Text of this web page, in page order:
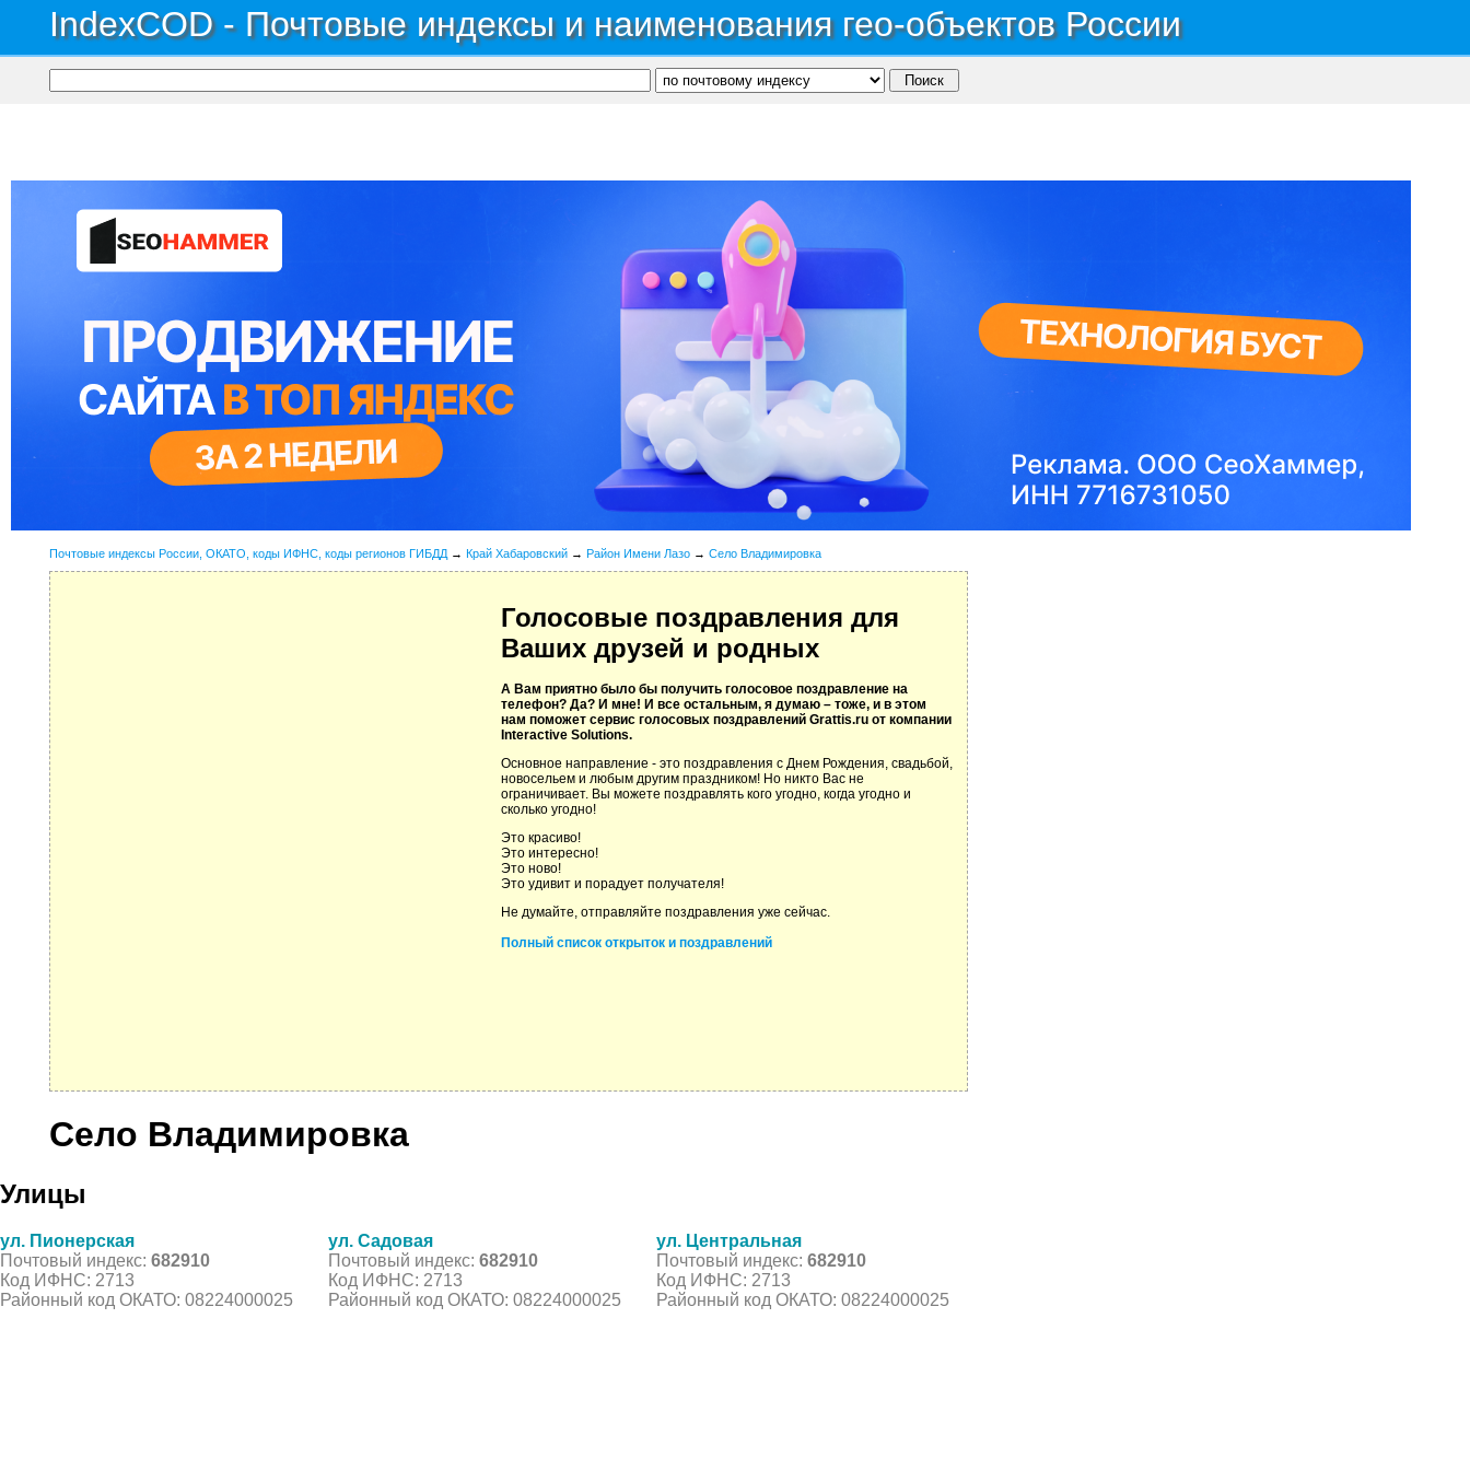
IndexCOD - Почтовые индексы и наименования гео-объектов России
Почтовые индексы России, ОКАТО, коды ИФНС, коды регионов ГИБДД → Край Хабаровский → Район Имени Лазо → Село Владимировка
Голосовые поздравления для
Ваших друзей и родных
А Вам приятно было бы получить голосовое поздравление на
телефон? Да? И мне! И все остальным, я думаю – тоже, и в этом
нам поможет сервис голосовых поздравлений Grattis.ru от компании
Interactive Solutions.
Основное направление - это поздравления с Днем Рождения, свадьбой,
новосельем и любым другим праздником! Но никто Вас не
ограничивает. Вы можете поздравлять кого угодно, когда угодно и
сколько угодно!
Это красиво!
Это интересно!
Это ново!
Это удивит и порадует получателя!
Не думайте, отправляйте поздравления уже сейчас.
Полный список открыток и поздравлений
Село Владимировка
Улицы
ул. Пионерская
Почтовый индекс: 682910
Код ИФНС: 2713
Районный код ОКАТО: 08224000025
ул. Садовая
Почтовый индекс: 682910
Код ИФНС: 2713
Районный код ОКАТО: 08224000025
ул. Центральная
Почтовый индекс: 682910
Код ИФНС: 2713
Районный код ОКАТО: 08224000025